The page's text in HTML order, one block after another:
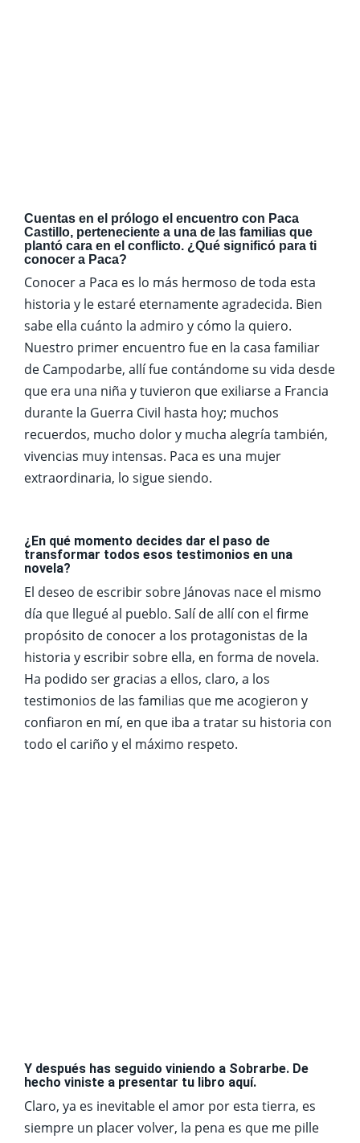
Cuentas en el prólogo el encuentro con Paca
Castillo, perteneciente a una de las familias que
plantó cara en el conflicto. ¿Qué significó para ti
conocer a Paca?
Conocer a Paca es lo más hermoso de toda esta
historia y le estaré eternamente agradecida. Bien
sabe ella cuánto la admiro y cómo la quiero.
Nuestro primer encuentro fue en la casa familiar
de Campodarbe, allí fue contándome su vida desde
que era una niña y tuvieron que exiliarse a Francia
durante la Guerra Civil hasta hoy; muchos
recuerdos, mucho dolor y mucha alegría también,
vivencias muy intensas. Paca es una mujer
extraordinaria, lo sigue siendo.
¿En qué momento decides dar el paso de
transformar todos esos testimonios en una
novela?
El deseo de escribir sobre Jánovas nace el mismo
día que llegué al pueblo. Salí de allí con el firme
propósito de conocer a los protagonistas de la
historia y escribir sobre ella, en forma de novela.
Ha podido ser gracias a ellos, claro, a los
testimonios de las familias que me acogieron y
confiaron en mí, en que iba a tratar su historia con
todo el cariño y el máximo respeto.
Y después has seguido viniendo a Sobrarbe. De
hecho viniste a presentar tu libro aquí.
Claro, ya es inevitable el amor por esta tierra, es
siempre un placer volver, la pena es que me pille